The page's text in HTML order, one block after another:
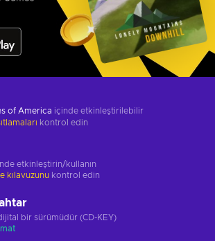
of America içinde etkinleştirilebilir
kontrol edin
etkinleştirin/kullanın
kılavuzunu kontrol edin
bir sürümüdür (CD-KEY)